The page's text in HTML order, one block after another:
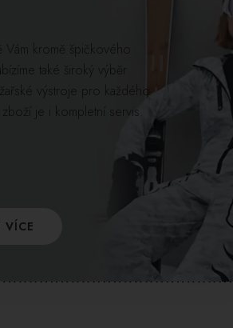
Vám kromě špičkového
také široký výběr
výstroje pro každého.
zboží je i kompletní servis.
VÍCE